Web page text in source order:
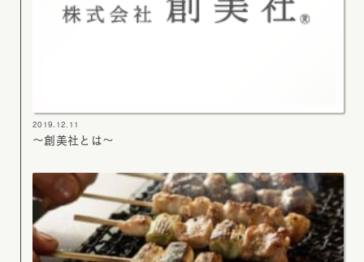
2019.12.11
～創美社とは～